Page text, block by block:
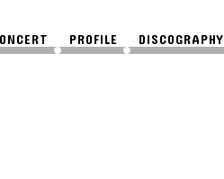
PROFILE DISCOGRAPHY